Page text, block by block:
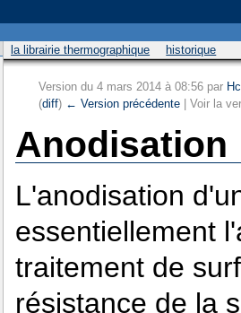
la librairie thermographique historique
Version du 4 mars 2014 à 08:56 par
(diff) ← Version précédente | Voir la
Anodisation
L'anodisation
essentiellement
traitement de
résistance de la